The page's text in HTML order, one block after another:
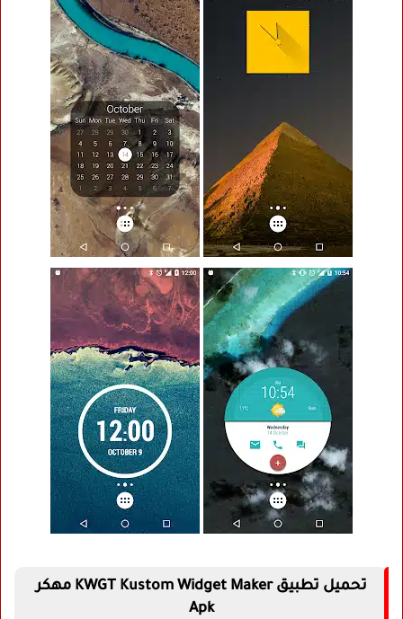
تحميل تطبيق KWGT Kustom Widget Maker مهكر
Apk